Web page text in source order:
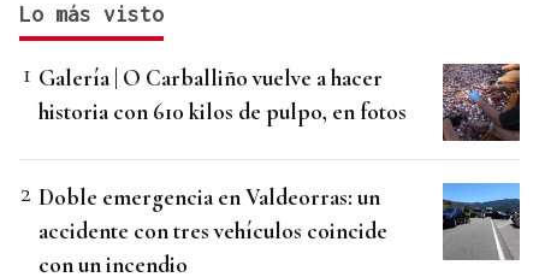
Lo más visto
Galería | O Carballiño vuelve a hacer
historia con 610 kilos de pulpo, en fotos
Doble emergencia en Valdeorras: un
accidente con tres vehículos coincide
con un incendio